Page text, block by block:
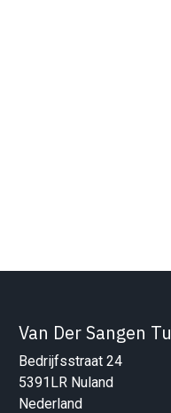
Van Der Sangen
Bedrijfsstraat 24
5391LR Nuland
Nederland